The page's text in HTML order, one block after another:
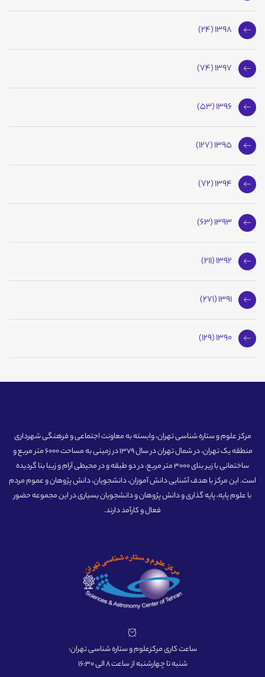
1398 (24)
1397 (74)
1396 (53)
1395 (127)
1394 (72)
1393 (63)
1392 (211)
1391 (271)
1390 (129)
مرکز علوم و ستاره شناسی تهران، وابسته به معاونت اجتماعی و فرهنگی شهرداری
منطقه یک تهران، در شمال تهران در سال 1379 در زمینی به مساحت 6000 متر مربع و
ساختمانی با زیر بنای 3000 متر مربع، در دو طبقه و در محیطی آرام و زیبا بنا گردیده
است. این مرکز با هدف آشنایی دانش آموزان، دانشجویان، دانش پژوهان و عموم مردم
با علوم پایه، پایه گذاری و دانش پژوهان و دانشجویان بسیاری در این مجموعه حضور
فعال و کارآمد دارند.
ساعت کاری مرکزعلوم و ستاره شناسی تهران:
شنبه تا چهارشنبه از ساعت 8 الی 16:30